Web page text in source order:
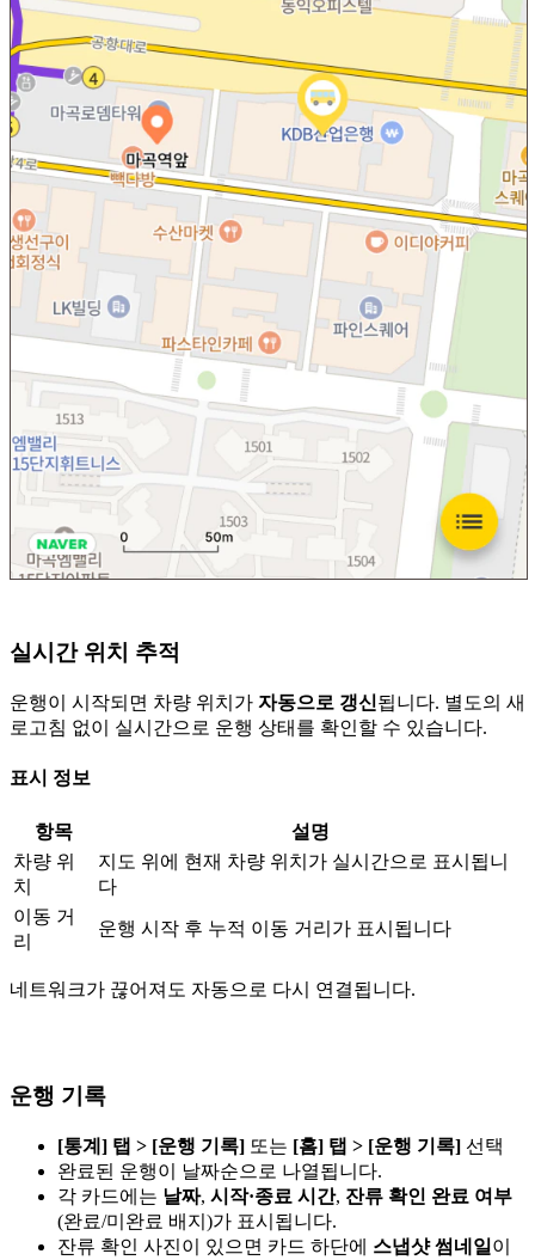
실시간 위치 추적
운행이 시작되면 차량 위치가 자동으로 갱신됩니다. 별도의 새
로고침 없이 실시간으로 운행 상태를 확인할 수 있습니다.
표시 정보
항목
설명
차량 위
치
지도 위에 현재 차량 위치가 실시간으로 표시됩니
다
이동 거
리
운행 시작 후 누적 이동 거리가 표시됩니다
네트워크가 끊어져도 자동으로 다시 연결됩니다.
운행 기록
[통계] 탭 > [운행 기록] 또는 [홈] 탭 > [운행 기록] 선택
완료된 운행이 날짜순으로 나열됩니다.
각 카드에는 날짜, 시작·종료 시간, 잔류 확인 완료 여부
(완료/미완료 배지)가 표시됩니다.
잔류 확인 사진이 있으면 카드 하단에 스냅샷 썸네일 이